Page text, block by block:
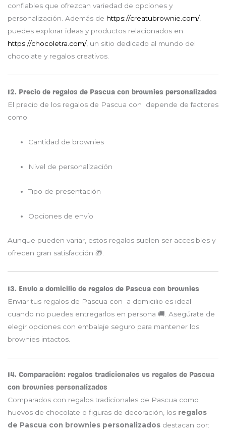
confiables que ofrezcan variedad de opciones y
personalización. Además de https://creatubrownie.com/,
puedes explorar ideas y productos relacionados en
https://chocoletra.com/, un sitio dedicado al mundo del
chocolate y regalos creativos.
12. Precio de regalos de Pascua con brownies personalizados
El precio de los regalos de Pascua con depende de factores
como:
Cantidad de brownies
Nivel de personalización
Tipo de presentación
Opciones de envío
Aunque pueden variar, estos regalos suelen ser accesibles y
ofrecen gran satisfacción 🎁.
13. Envío a domicilio de regalos de Pascua con brownies
Enviar tus regalos de Pascua con a domicilio es ideal
cuando no puedes entregarlos en persona 🚚. Asegúrate de
elegir opciones con embalaje seguro para mantener los
brownies intactos.
14. Comparación: regalos tradicionales vs regalos de Pascua
con brownies personalizados
Comparados con regalos tradicionales de Pascua como
huevos de chocolate o figuras de decoración, los regalos
de Pascua con brownies personalizados destacan por: